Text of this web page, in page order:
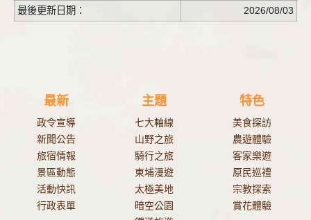
最後更新日期：
2026/08/03
最新
政令宣導
新聞公告
旅宿情報
景區動態
活動快訊
行政表單
主題
七大軸線
山野之旅
騎行之旅
東埔漫遊
太極美地
暗空公園
特色
美食探訪
農遊體驗
客家樂遊
原民巡禮
宗教探索
賞花體驗